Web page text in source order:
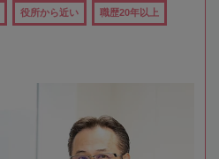
役所から近い 職歴20年以上